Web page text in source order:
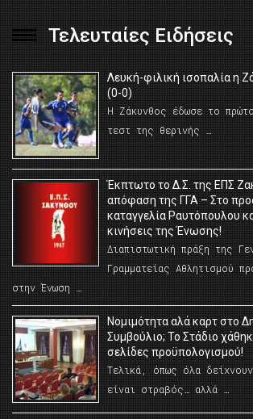
Τελευταίες Ειδήσεις
Λευκή-φιλική ισοπαλία η
(0-0)
Η Ζάκυνθος έδωσε το
τεστ της θερινής …
Έκπτωτο το Δ.Σ. της ΕΠΣ
απόφαση της ΓΓΑ – Στο
καταγγελία Ραυτόπουλου
κινήσεις της Ένωσης!
Διαπιστωτική πράξη της
Γραμματείας Αθλητισμού
στην Ένωση …
Νομιμότητα αλά καρτ στο
Συμβούλιο; Το Στάδιο
σελίδες προϋπολογισμού!
Τελικά, όπως όλα
είναι στραβός… αλλά …